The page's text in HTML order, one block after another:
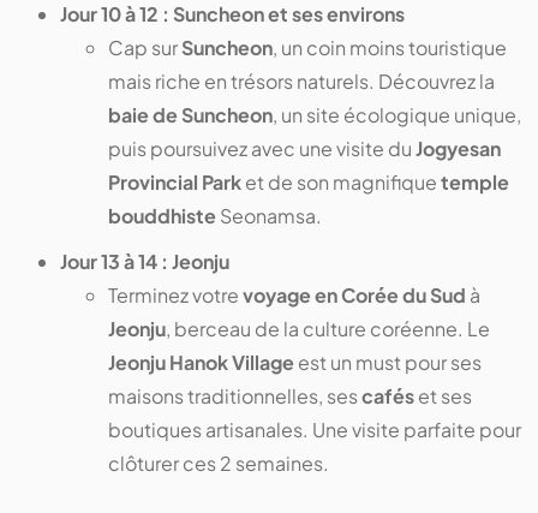
Jour 10 à 12 : Suncheon et ses environs
Cap surSuncheon, un coin moins touristique
mais riche en trésors naturels. Découvrez la
baie de Suncheon, un site écologique unique,
puis poursuivez avec une visite duJogyesan
Provincial Parket de son magnifiquetemple
bouddhisteSeonamsa.
Jour 13 à 14 : Jeonju
Terminez votrevoyage en Corée du Sud à
Jeonju, berceau de la culture coréenne. Le
Jeonju Hanok Villageest un must pour ses
maisons traditionnelles, sescaféset ses
boutiques artisanales. Une visite parfaite pour
clôturer ces 2 semaines.